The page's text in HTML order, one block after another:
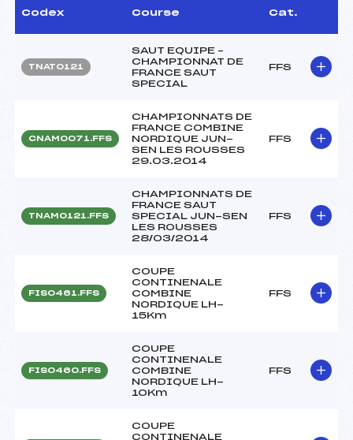
Codex Course Cat.
TNAT0121
SAUT EQUIPE –
CHAMPIONNAT DE
FRANCE SAUT
SPECIAL
FFS
CNAM0071.FFS
CHAMPIONNATS DE
FRANCE COMBINE
NORDIQUE JUN-
SEN LES ROUSSES
29.03.2014
FFS
TNAM0121.FFS
CHAMPIONNATS DE
FRANCE SAUT
SPECIAL JUN-SEN
LES ROUSSES
28/03/2014
FFS
FIS0461.FFS
COUPE
CONTINENALE
COMBINE
NORDIQUE LH-
15Km
FFS
FIS0460.FFS
COUPE
CONTINENALE
COMBINE
NORDIQUE LH-
10Km
FFS
COUPE
CONTINENALE